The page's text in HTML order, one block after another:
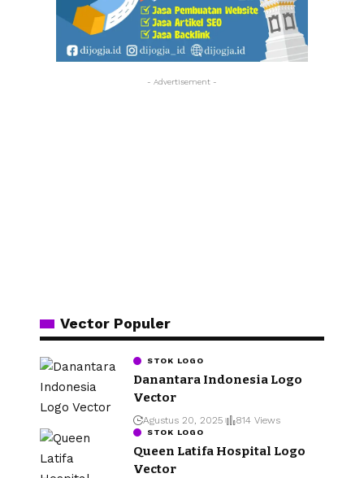
- Advertisement -
Vector Populer
STOK LOGO
Danantara Indonesia Logo
Vector
Agustus 20, 2025 814 Views
STOK LOGO
Queen Latifa Hospital Logo
Vector